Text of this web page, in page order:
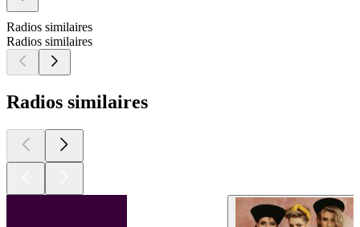
Radios similaires
Radios similaires
Radios similaires